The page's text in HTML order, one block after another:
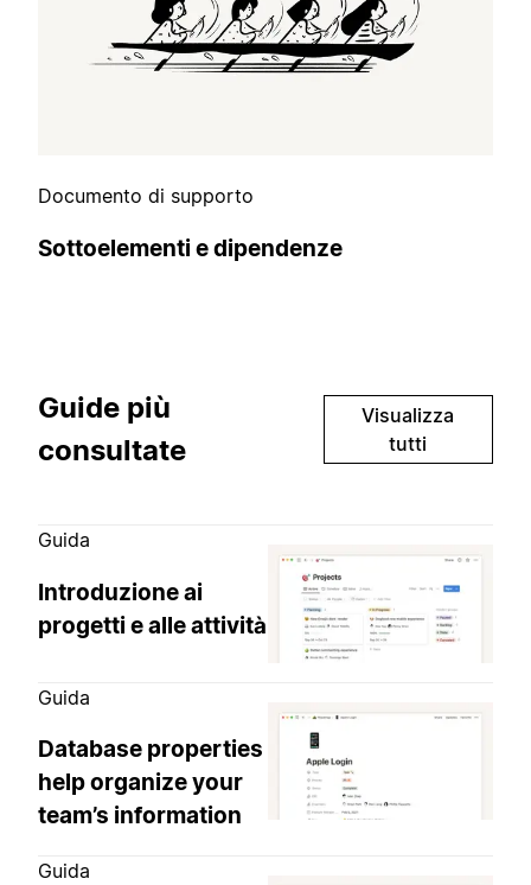
Documento di supporto
Sottoelementi e dipendenze
Guide più
consultate
Visualizza
tutti
Guida
Introduzione ai
progetti e alle attività
Guida
Database properties
help organize your
team’s information
Guida